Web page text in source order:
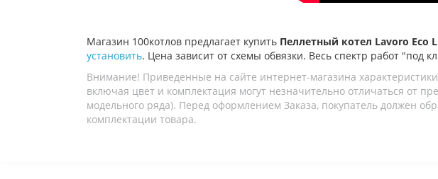
Магазин 100котлов предлагает купить Пеллетный котел Lavoro Eco
установить. Цена зависит от схемы обвязки. Весь спектр работ "под
Внимание! Приведенные на сайте интернет-магазина
включая цвет и комплектация могут незначительно отличаться от
модельного ряда). Перед оформлением Заказа, покупатель должен
комплектации товара.